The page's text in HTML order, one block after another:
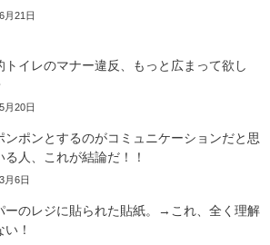
月21日
トイレのマナー違反、もっと広まって欲し
月20日
ンポンとするのがコミュニケーションだと思
る人、これが結論だ！！
月6日
ーのレジに貼られた貼紙。→これ、全く理解
い！